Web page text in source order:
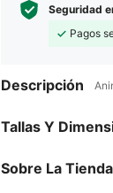
Seguridad
Pagos
Descripción
Tallas Y
Sobre La Tienda
4,88